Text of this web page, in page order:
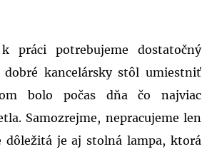
práci potrebujeme dostatočný
kancelársky stôl umiestniť
bolo počas dňa čo najviac
Samozrejme, nepracujeme len
dôležitá je aj stolná lampa, ktorá